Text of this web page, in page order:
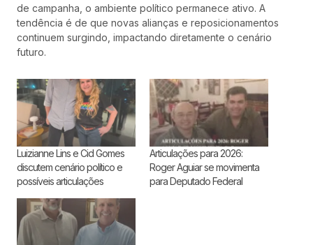
de campanha, o ambiente político permanece ativo. A
tendência é de que novas alianças e reposicionamentos
continuem surgindo, impactando diretamente o cenário
futuro.
Luizianne Lins e Cid Gomes
discutem cenário político e
possíveis articulações
Articulações para 2026:
Roger Aguiar se movimenta
para Deputado Federal